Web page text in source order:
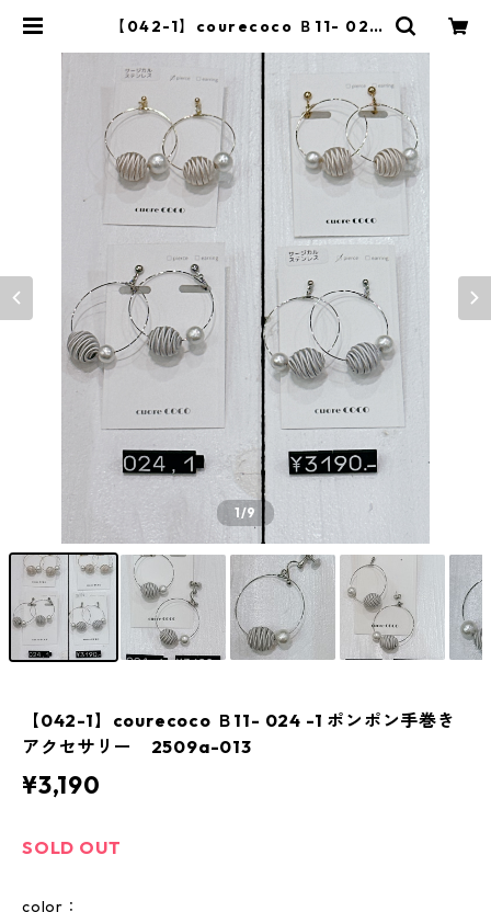
【042-1】courecoco Ｂ11- 024
509a-013 | BlueOnion
1/9
【042-1】courecoco Ｂ11- 024 -1 ポンポン手巻き
アクセサリー 2509a-013
¥3,190
SOLD OUT
color：